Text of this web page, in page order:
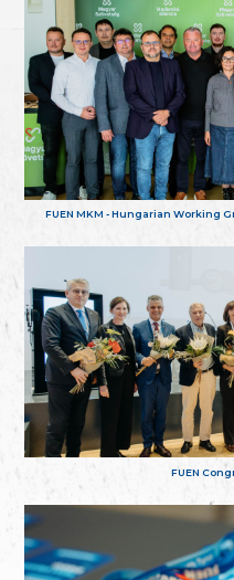
FUEN MKM - Hungarian Working
FUEN